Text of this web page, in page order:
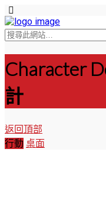
Character
計
返回頂部
行動 桌面